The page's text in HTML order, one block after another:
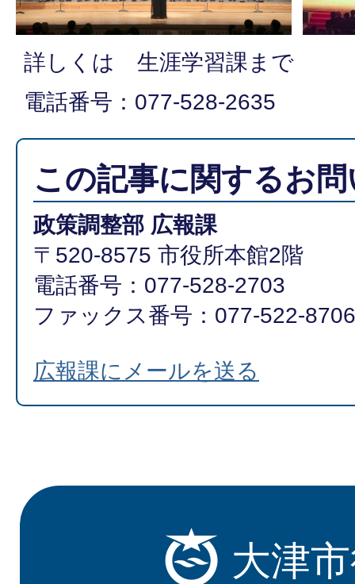
詳しくは 生涯学習課まで
電話番号：077-528-2635
この記事に関するお
政策調整部 広報課
〒520-8575 市役所本館2階
電話番号：077-528-2703
ファックス番号：077-522-8706
広報課にメールを送る
大津